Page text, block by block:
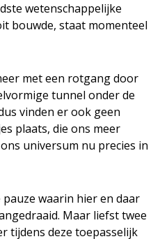
wetenschappelijke
bouwde, staat momenteel
met een rotgang door
tunnel onder de
vinden er ook geen
plaats, die ons meer
universum nu precies in
waarin hier en daar
Maar liefst twee
tijdens deze toepasselijk